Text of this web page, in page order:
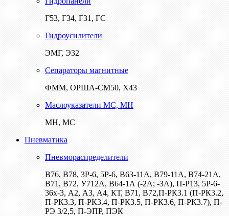
Г53, Г34, Г31, ГС
Гидроусилители
ЭМГ, Э32
Сепараторы магнитные
ФММ, ОРША-СМ50, Х43
Маслоуказатели МС, МН
МН, МС
Пневматика
Пневмораспределители
В76, В78, 3Р-6, 5Р-6, В63-11А, В79-11А, В74-21А,
В71, В72, У712А, В64-1А (-2А; -3А), П-Р13, 5Р-6-
36х-3, А2, А3, А4, КТ, В71, В72,П-РК3.1 (П-РК3.2,
П-РК3.3, П-РК3.4, П-РК3.5, П-РК3.6, П-РК3.7), П-
РЭ 3/2,5, П-ЭПР, ПЭК